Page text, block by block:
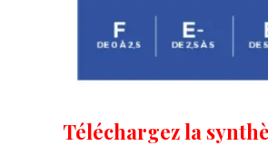
Téléchargez la